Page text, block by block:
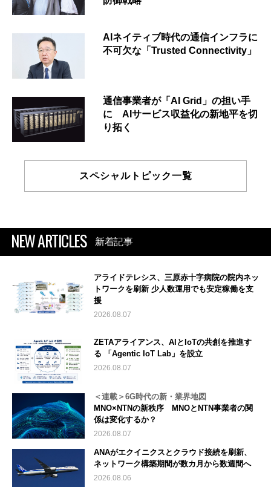
AIネイティブ時代の通信インフラに
不可欠な「Trusted Connectivity」
通信事業者が「AI Grid」の担い手
に AIサービス収益化の新地平を切
り拓く
スペシャルトピック一覧
NEW ARTICLES 新着記事
アライドテレシス、三原赤十字病院の院内ネッ
トワークを刷新 少人数運用でも安定稼働を支
援
2026.08.07
ZETAアライアンス、AIとIoTの共創を推進す
る 「Agentic IoT Lab」を設立
2026.08.07
＜連載＞6G時代の新・業界地図
MNO×NTNの新秩序 MNOとNTN事業者の関
係は変化するか？
2026.08.07
ANAがエクイニクスとクラウド接続を刷新、
ネットワーク構築期間が数カ月から数週間へ
2026.08.06